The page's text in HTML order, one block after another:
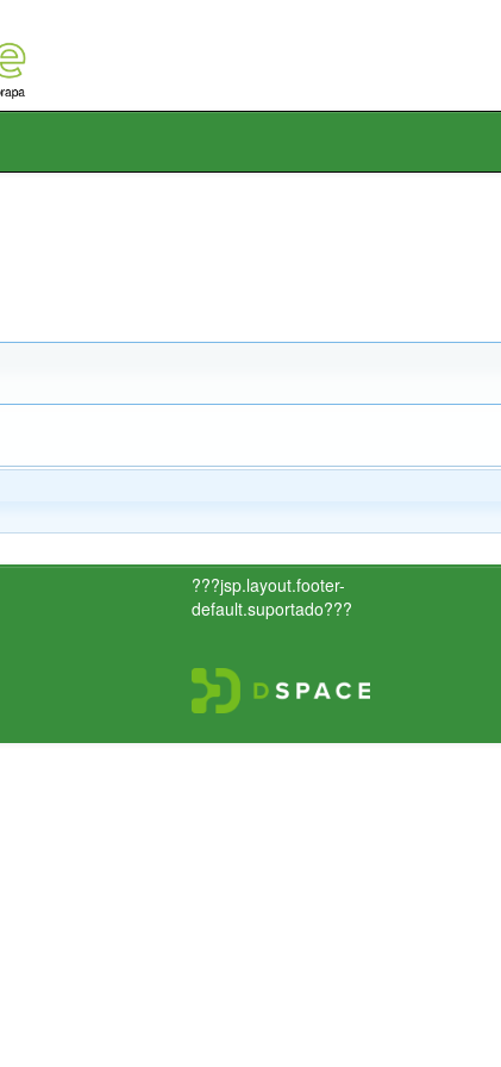
???jsp.layout.footer-
default.suportado???